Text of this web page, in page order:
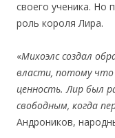
своего ученика. Но
роль короля Лира.
«Михоэлс создал
власти, потому что
ценность. Лир был
свободным, когда
Андроников,